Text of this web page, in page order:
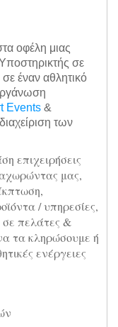
οφέλη μιας
σε
έναν αθλητικό
Events &
των
επιχειρήσεις
μας,
/ υπηρεσίες,
σε πελάτες &
τα κληρώσουμε ή
ενέργειες